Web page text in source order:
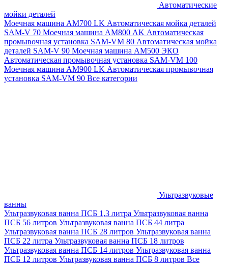
Автоматические
мойки деталей
Моечная машина AM700 LK Автоматическая мойка деталей
SAM-V 70 Моечная машина АМ800 AK Автоматическая
промывочная установка SAM-VM 80 Автоматическая мойка
деталей SAM-V 90 Моечная машина АМ500 ЭКО
Автоматическая промывочная установка SAM-VM 100
Моечная машина AM900 LK Автоматическая промывочная
установка SAM-VM 90 Все категории
Ультразвуковые
ванны
Ультразвуковая ванна ПСБ 1,3 литра Ультразвуковая ванна
ПСБ 56 литров Ультразвуковая ванна ПСБ 44 литра
Ультразвуковая ванна ПСБ 28 литров Ультразвуковая ванна
ПСБ 22 литра Ультразвуковая ванна ПСБ 18 литров
Ультразвуковая ванна ПСБ 14 литров Ультразвуковая ванна
ПСБ 12 литров Ультразвуковая ванна ПСБ 8 литров Все